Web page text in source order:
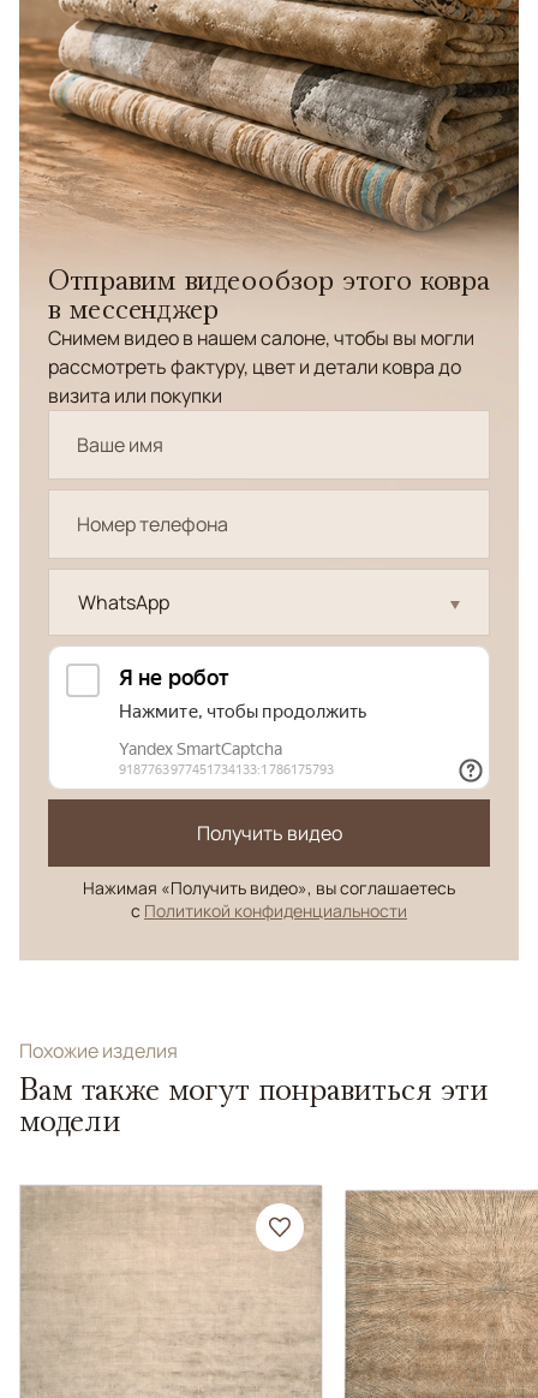
Отправим видеообзор этого ковра
в мессенджер
Снимем видео в нашем салоне, чтобы вы могли
рассмотреть фактуру, цвет и детали ковра до
визита или покупки
WhatsApp
Получить видео
Нажимая «Получить видео», вы соглашаетесь
с Политикой конфиденциальности
Похожие изделия
Вам также могут понравиться эти
модели